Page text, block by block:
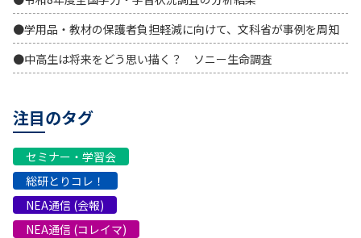
●学用品・教材の保護者負担軽減に向けて、文科省が事例を周知
●中高生は将来をどう思い描く？ ソニー生命調査
注目のタグ
セミナー・学習会
総研とりコレ！
NEA通信 (会報)
NEA通信 (コレイマ)